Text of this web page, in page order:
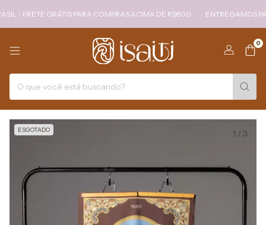
GRÁTIS PARA COMPRAS ACIMA DE R$800 ENTREGAMOS PARA
0
ESGOTADO 1 / 3